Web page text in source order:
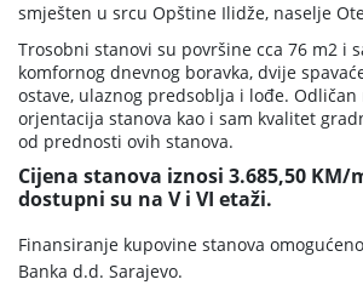
smješten u srcu Opštine Ilidže, naselje
Trosobni stanovi su površine cca 76 m2 i
komfornog dnevnog boravka, dvije
ostave, ulaznog predsoblja i lođe.
orjentacija stanova kao i sam kvalitet
od prednosti ovih stanova.
Cijena stanova iznosi 3.685,50 KM/
dostupni su na V i VI etaži.
Finansiranje kupovine stanova
Banka d.d. Sarajevo.